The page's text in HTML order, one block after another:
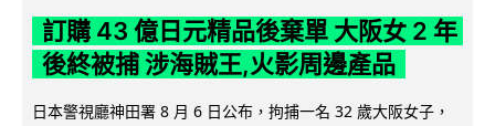
訂購 43 億日元精品後棄單 大阪女 2 年
後終被捕 涉海賊王,火影周邊產品
日本警視廳神田署 8 月 6 日公布，拘捕一名 32 歲大阪女子，